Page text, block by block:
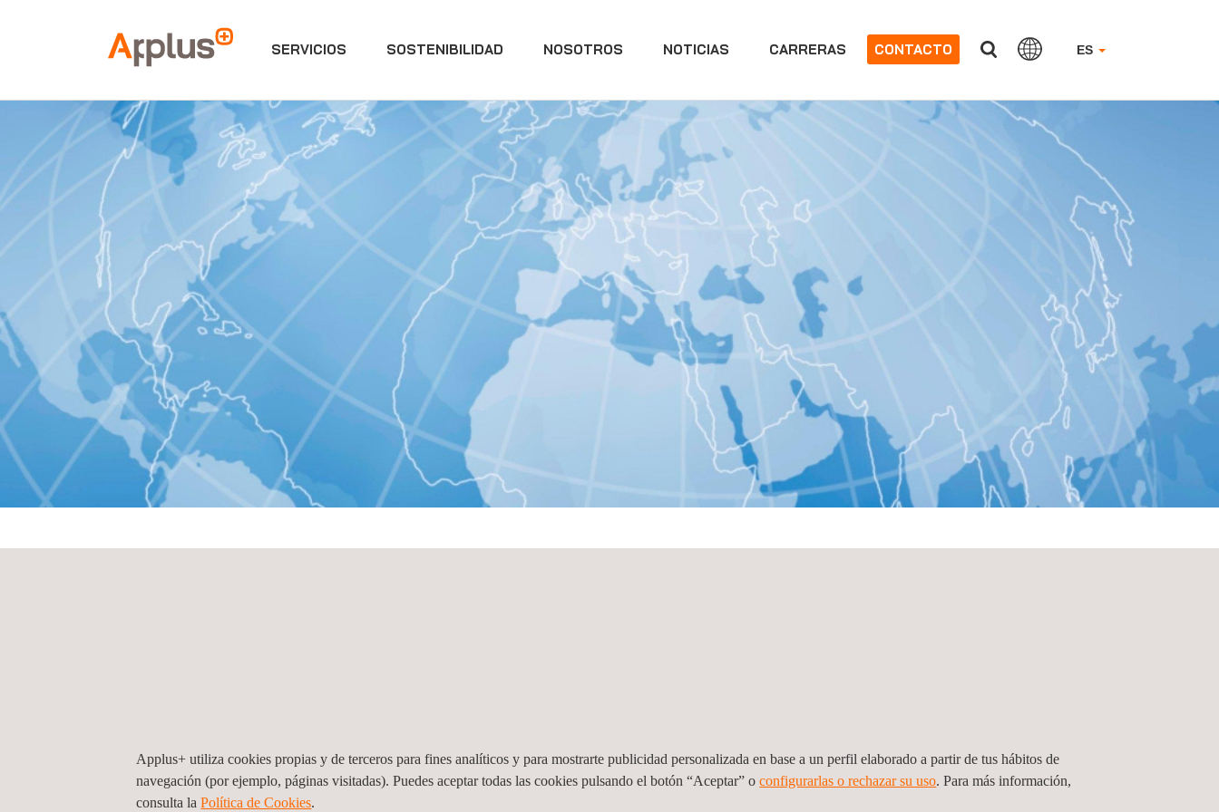
Applus+ ES
SERVICIOS SOSTENIBILIDAD NOSOTROS NOTICIAS CARRERAS CONTACTO
Condomínio Mirantes do Talatona-Luanda Rua das
Acácias, Casa B13
Luanda
Angola
Applus+ utiliza cookies propias y de terceros para fines analíticos y para mostrarte publicidad personalizada en base a un perfil elaborado a partir de tus hábitos de
navegación (por ejemplo, páginas visitadas). Puedes aceptar todas las cookies pulsando el botón “Aceptar” o configurarlas o rechazar su uso. Para más información,
consulta laPolítica de Cookies.